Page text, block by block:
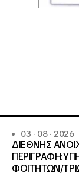
03 · 08 · 2026
ΔΙΕΘΝΗΣ
ΦΟΙΤΗΤΩΝ/